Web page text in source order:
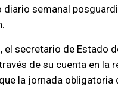
diario semanal
el secretario de Estado
de su cuenta en la
la jornada obligatoria